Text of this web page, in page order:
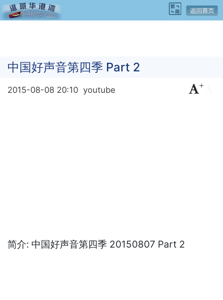
中国好声音第四季 Part 2
2015-08-08 20:10 youtube +
简介: 中国好声音第四季 20150807 Part 2